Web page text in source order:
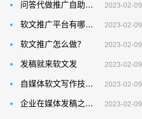
问答代做推广自助平台如何做推广？ 2023-02-09
软文推广平台有哪些？ 2023-02-09
软文推广怎么做？ 2023-02-09
发稿就来软文发 2023-02-09
自媒体软文写作技巧的6大常用方法 2023-02-09
企业在媒体发稿之前这些一定要搞清楚！ 2023-02-09